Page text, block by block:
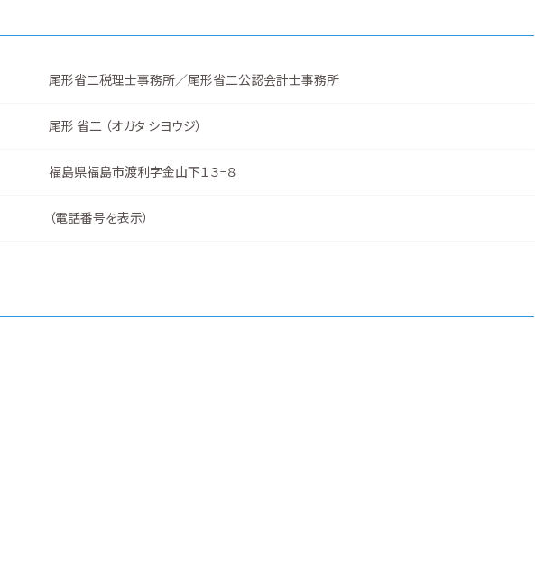
尾形省二税理士事務所／尾形省二公認会計士事務所
尾形 省二 （オガタ シヨウジ）
福島県福島市渡利字金山下１３−８
（電話番号を表示）